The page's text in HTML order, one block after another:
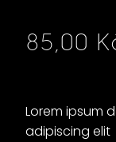
Cena:
85,00
Lorem ipsum
adipiscing elit